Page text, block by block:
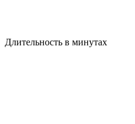
Длительность в минутах